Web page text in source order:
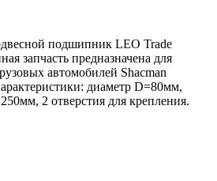
подшипник LEO Trade
запчасть предназначена для
автомобилей Shacman
диаметр D=80мм,
2 отверстия для крепления.